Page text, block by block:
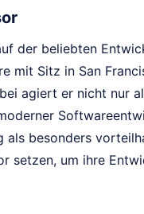
der beliebten
mit Sitz in San
agiert er nicht nur
besonders
setzen, um ihre